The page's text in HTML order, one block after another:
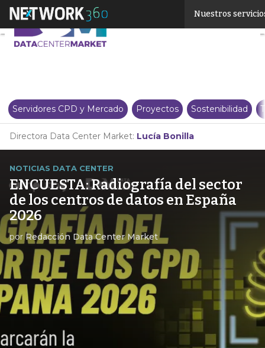
Nuestros
Servidores CPD y Mercado Proyectos Sostenibilidad
Directora Data Center Market: Lucía Bonilla
NOTICIAS DATA CENTER
ENCUESTA: Radiografía del sector
de los centros de datos en España
2026
porRedacción Data Center Market